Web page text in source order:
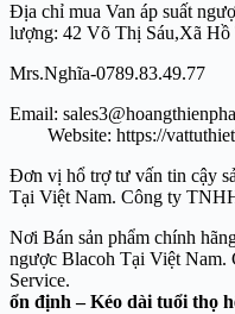
Địa chỉ mua Van áp suất
lượng: 42 Võ Thị Sáu,Xã
Mrs.Nghĩa-0789.83.49.77
Email:
Website: https://
Đơn vị hổ trợ tư vấn tin cậy
Tại Việt Nam. Công ty
Nơi Bán sản phẩm chính
ngược Blacoh Tại Việt
Service.
ổn định – Kéo dài tuổi thọ